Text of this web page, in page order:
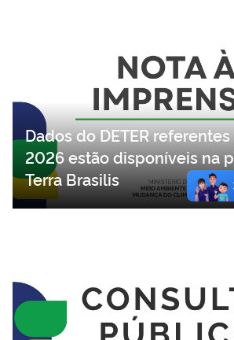
Dados do DETER
2026 estão disponíveis na
Terra Brasilis